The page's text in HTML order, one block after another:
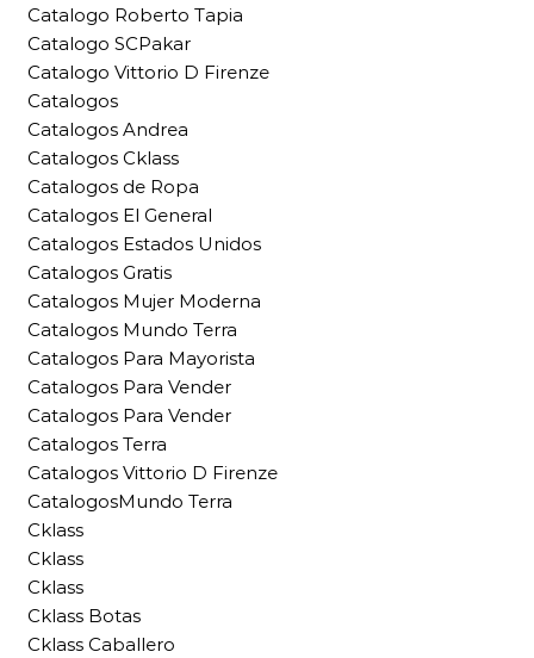
Catalogo Roberto Tapia
Catalogo SCPakar
Catalogo Vittorio D Firenze
Catalogos
Catalogos Andrea
Catalogos Cklass
Catalogos de Ropa
Catalogos El General
Catalogos Estados Unidos
Catalogos Gratis
Catalogos Mujer Moderna
Catalogos Mundo Terra
Catalogos Para Mayorista
Catalogos Para Vender
Catalogos Para Vender
Catalogos Terra
Catalogos Vittorio D Firenze
CatalogosMundo Terra
Cklass
Cklass
Cklass
Cklass Botas
Cklass Caballero